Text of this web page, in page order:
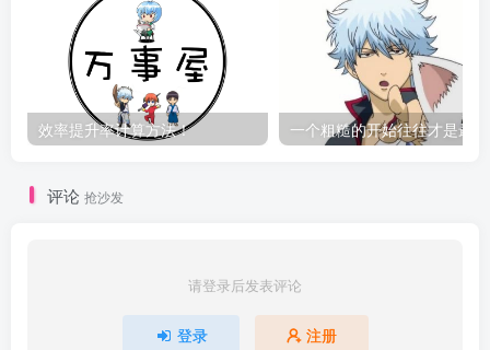
效率提升率计算方法！
评论 抢沙发
请登录后发表评论
登录 注册